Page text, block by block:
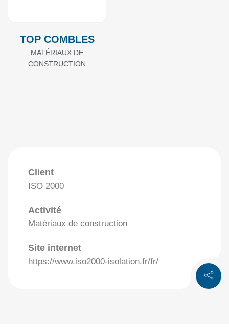
TOP COMBLES
MATÉRIAUX DE
CONSTRUCTION
Client
ISO 2000
Activité
Matériaux de construction
Site internet
https://www.iso2000-isolation.fr/fr/